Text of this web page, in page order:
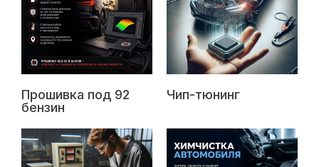
Прошивка под 92
бензин
Чип-тюнинг